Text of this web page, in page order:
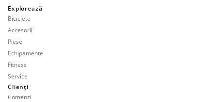
Explorează
Biciclete
Accesorii
Piese
Echipamente
Fitness
Service
Clienți
Comenzi